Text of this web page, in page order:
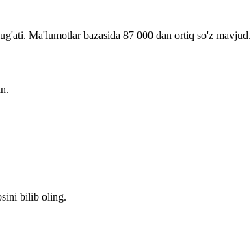
Ma'lumotlar bazasida 87 000 dan ortiq so'z mavjud.
bilib oling.